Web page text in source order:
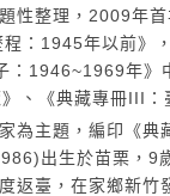
性整理，2009年
：1945年以前》
：1946~1969年》
、《典藏專冊III：
為主題，編印《典
出生於苗栗，9
返臺，在家鄉新竹